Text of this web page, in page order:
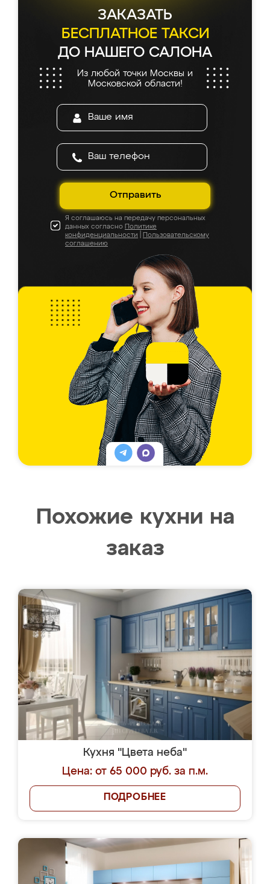
ЗАКАЗАТЬ
БЕСПЛАТНОЕ ТАКСИ
ДО НАШЕГО САЛОНА
Из любой точки Москвы и
Московской области!
Отправить
Я соглашаюсь на передачу персональных
данных согласно Политике
конфиденциальности
Пользовательскому
соглашению
Похожие кухни на
заказ
Кухня "Цвета неба"
Цена: от 65 000 руб. за п.м.
ПОДРОБНЕЕ